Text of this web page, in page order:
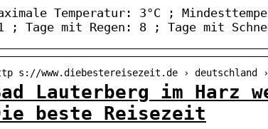
Temperatur: 3°C ;
; Tage mit Regen: 8 ; Tage mit
s://www.diebestereisezeit.de › deutschland
Lauterberg im Harz
beste Reisezeit